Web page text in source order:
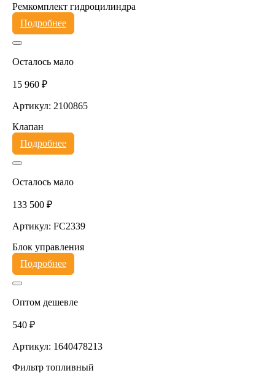
Ремкомплект гидроцилиндра
Подробнее
Осталось мало
15 960 ₽
Артикул: 2100865
Клапан
Подробнее
Осталось мало
133 500 ₽
Артикул: FC2339
Блок управления
Подробнее
Оптом дешевле
540 ₽
Артикул: 1640478213
Фильтр топливный